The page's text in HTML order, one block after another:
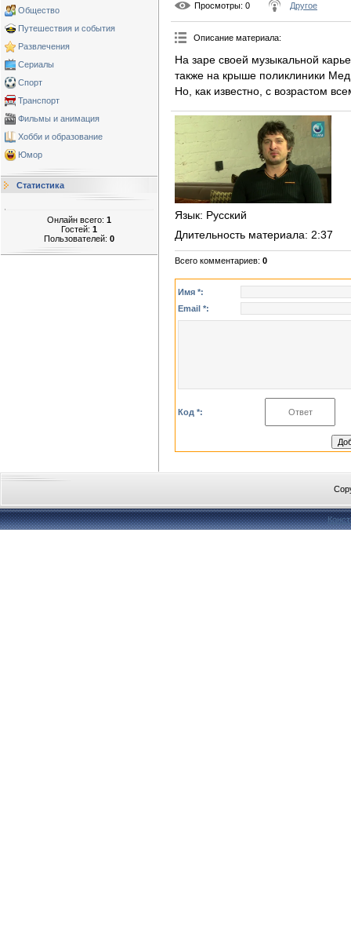
Общество
Путешествия и события
Развлечения
Сериалы
Спорт
Транспорт
Фильмы и анимация
Хобби и образование
Юмор
Статистика
Онлайн всего: 1
Гостей: 1
Пользователей: 0
Просмотры: 0 Другое
Описание материала:
На заре своей музыкальной
также на крыше поликлиники
Но, как известно, с возрастом
Язык: Русский
Длительность материала: 2:37
Всего комментариев: 0
Имя *:
Email *:
Код *: